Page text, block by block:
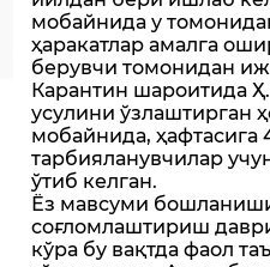
мобайнида у
ҳаракатлар амалга
берувчи томонидан
Карантин шароитида
усулини ўзлаштирган
мобайнида, ҳафтасига
тарбияланувчилар
ўтиб келган.
Ёз мавсуми
соғломлаштириш
кўра бу вақтда фаол